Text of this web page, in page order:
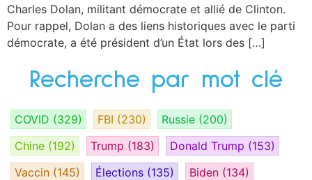
Charles Dolan, militant démocrate et allié de Clinton.
Pour rappel, Dolan a des liens historiques avec le parti
démocrate, a été président d’un État lors des […]
Recherche par mot clé
COVID (329) FBI (230) Russie (200)
Chine (192) Trump (183) Donald Trump (153)
Vaccin (145) Élections (135) Biden (134)